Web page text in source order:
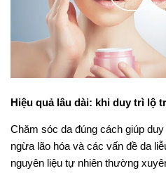
Hiệu quả lâu dài: khi duy trì lộ
Chăm sóc da đúng cách giúp
ngừa lão hóa và các vấn đề da
nguyên liệu tự nhiên thường